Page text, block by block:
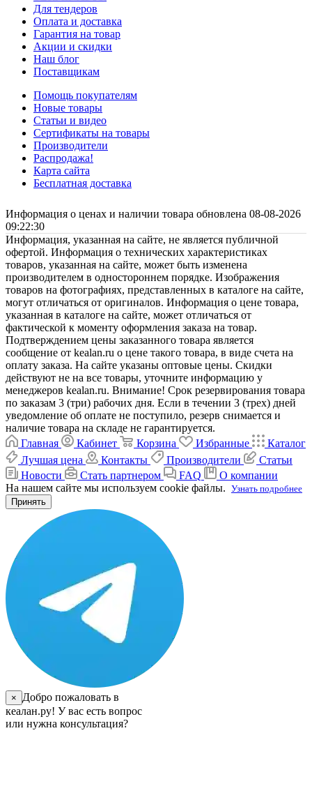
Для тендеров
Оплата и доставка
Гарантия на товар
Акции и скидки
Наш блог
Поставщикам
Помощь покупателям
Новые товары
Статьи и видео
Сертификаты на товары
Производители
Распродажа!
Карта сайта
Бесплатная доставка
Информация о ценах и наличии товара обновлена 08-08-2026
09:22:30
Информация, указанная на сайте, не является публичной
офертой. Информация о технических характеристиках
товаров, указанная на сайте, может быть изменена
производителем в одностороннем порядке. Изображения
товаров на фотографиях, представленных в каталоге на сайте,
могут отличаться от оригиналов. Информация о цене товара,
указанная в каталоге на сайте, может отличаться от
фактической к моменту оформления заказа на товар.
Подтверждением цены заказанного товара является
сообщение от kealan.ru о цене такого товара, в виде счета на
оплату заказа. На сайте указаны оптовые цены. Скидки
действуют не на все товары, уточните информацию у
менеджеров kealan.ru. Внимание! Срок резервирования товара
по заказам 3 (три) рабочих дня. Если в течении 3 (трех) дней
уведомление об оплате не поступило, резерв снимается и
наличие товара на складе не гарантируется.
Главная
Кабинет Корзина Избранные
Каталог
Лучшая цена
Контакты Производители
Статьи
Новости
Стать партнером FAQ
О компании
На нашем сайте мы используем cookie файлы. Узнать подробнее
Принять
×
Добро пожаловать в
кеалан.ру! У вас есть вопрос
или нужна консультация?